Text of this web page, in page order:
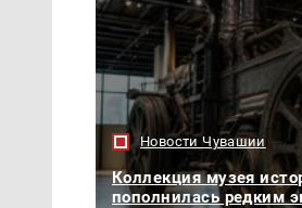
Новости Чувашии
Коллекция музея
пополнилась редким